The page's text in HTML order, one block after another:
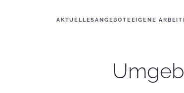
AKTUELLESANGEBOTEEIGENE